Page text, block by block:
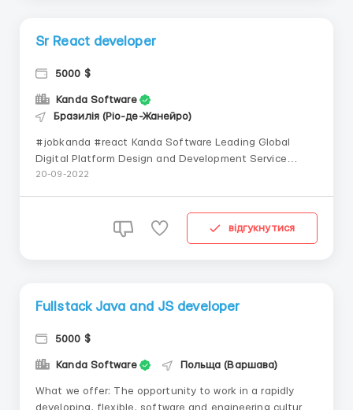
Sr React developer
5000 $
Kanda Software
Бразилія (Ріо-де-Жанейро)
#jobkanda #react Kanda Software Leading Global
Digital Platform Design and Development Service
Provider with Headquarters in Boston, USA What we
anywhere in the world. English speaking...
20-09-2022
відгукнутися
Fullstack Java and JS developer
5000 $
Kanda Software Польща (Варшава)
What we offer: The opportunity to work in a rapidly
developing, flexible, software and engineering culture